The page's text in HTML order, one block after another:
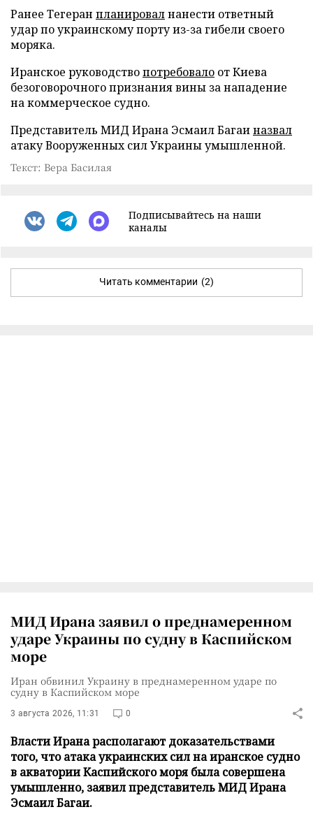
Ранее Тегеран планировалнанести ответный
удар по украинскому порту из-за гибели своего
моряка.
Иранское руководствопотребовало от Киева
безоговорочного признания вины за нападение
на коммерческое судно.
Представитель МИД Ирана Эсмаил Багаиназвал
атаку Вооруженных сил Украины умышленной.
Текст: Вера Басилая
Подписывайтесь на наши
каналы
Читать комментарии (2)
МИД Ирана заявил о преднамеренном
ударе Украины по судну в Каспийском
море
Иран обвинил Украину в преднамеренном ударе по
судну в Каспийском море
3 августа 2026, 11:31 0
Власти Ирана располагают доказательствами
того, что атака украинских сил на иранское судно
в акватории Каспийского моря была совершена
умышленно, заявил представитель МИД Ирана
Эсмаил Багаи.